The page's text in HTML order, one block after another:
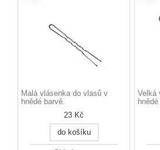
Malá vlásenka do vlasů v
hnědé barvě.
23 Kč
do košíku
Velká